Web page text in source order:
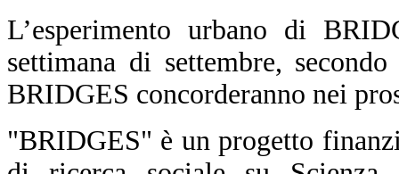
L’esperimento urbano di
settimana di settembre,
BRIDGES concorderanno nei
"BRIDGES" è un progetto